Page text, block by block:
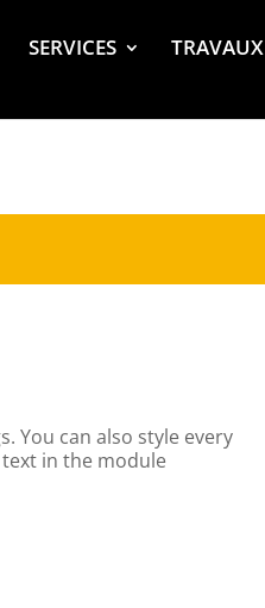
SERVICES TRAVAUX
You can also style every
in the module